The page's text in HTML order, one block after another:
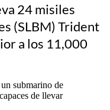
24 misiles
(SLBM) Trident
a los 11,000